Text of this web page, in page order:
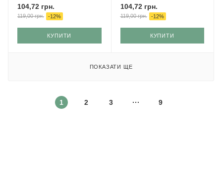
104,72 грн.
119,00грн. -12%
КУПИТИ
104,72грн.
119,00грн. -12%
КУПИТИ
ПОКАЗАТИ ЩЕ
1 2 3 9